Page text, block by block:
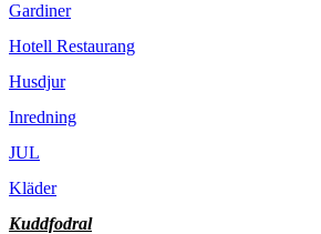
Gardiner
Hotell Restaurang
Husdjur
Inredning
JUL
Kläder
Kuddfodral